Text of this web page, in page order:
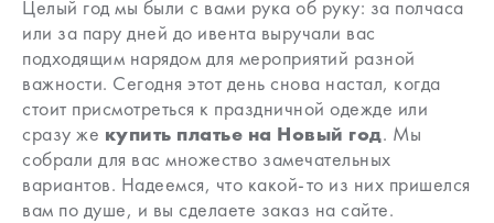
Целый год мы были с вами рука об руку: за полчаса
или за пару дней до ивента выручали вас
подходящим нарядом для мероприятий разной
важности. Сегодня этот день снова настал, когда
стоит присмотреться к праздничной одежде или
сразу же купить платье на Новый год. Мы
собрали для вас множество замечательных
вариантов. Надеемся, что какой-то из них пришелся
вам по душе, и вы сделаете заказ на сайте.